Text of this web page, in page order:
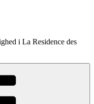
i La Residence des